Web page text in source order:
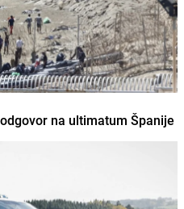
na ultimatum Španije